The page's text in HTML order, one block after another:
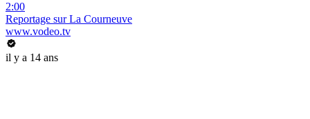
2:00
Reportage sur La Courneuve
www.vodeo.tv
il y a 14 ans